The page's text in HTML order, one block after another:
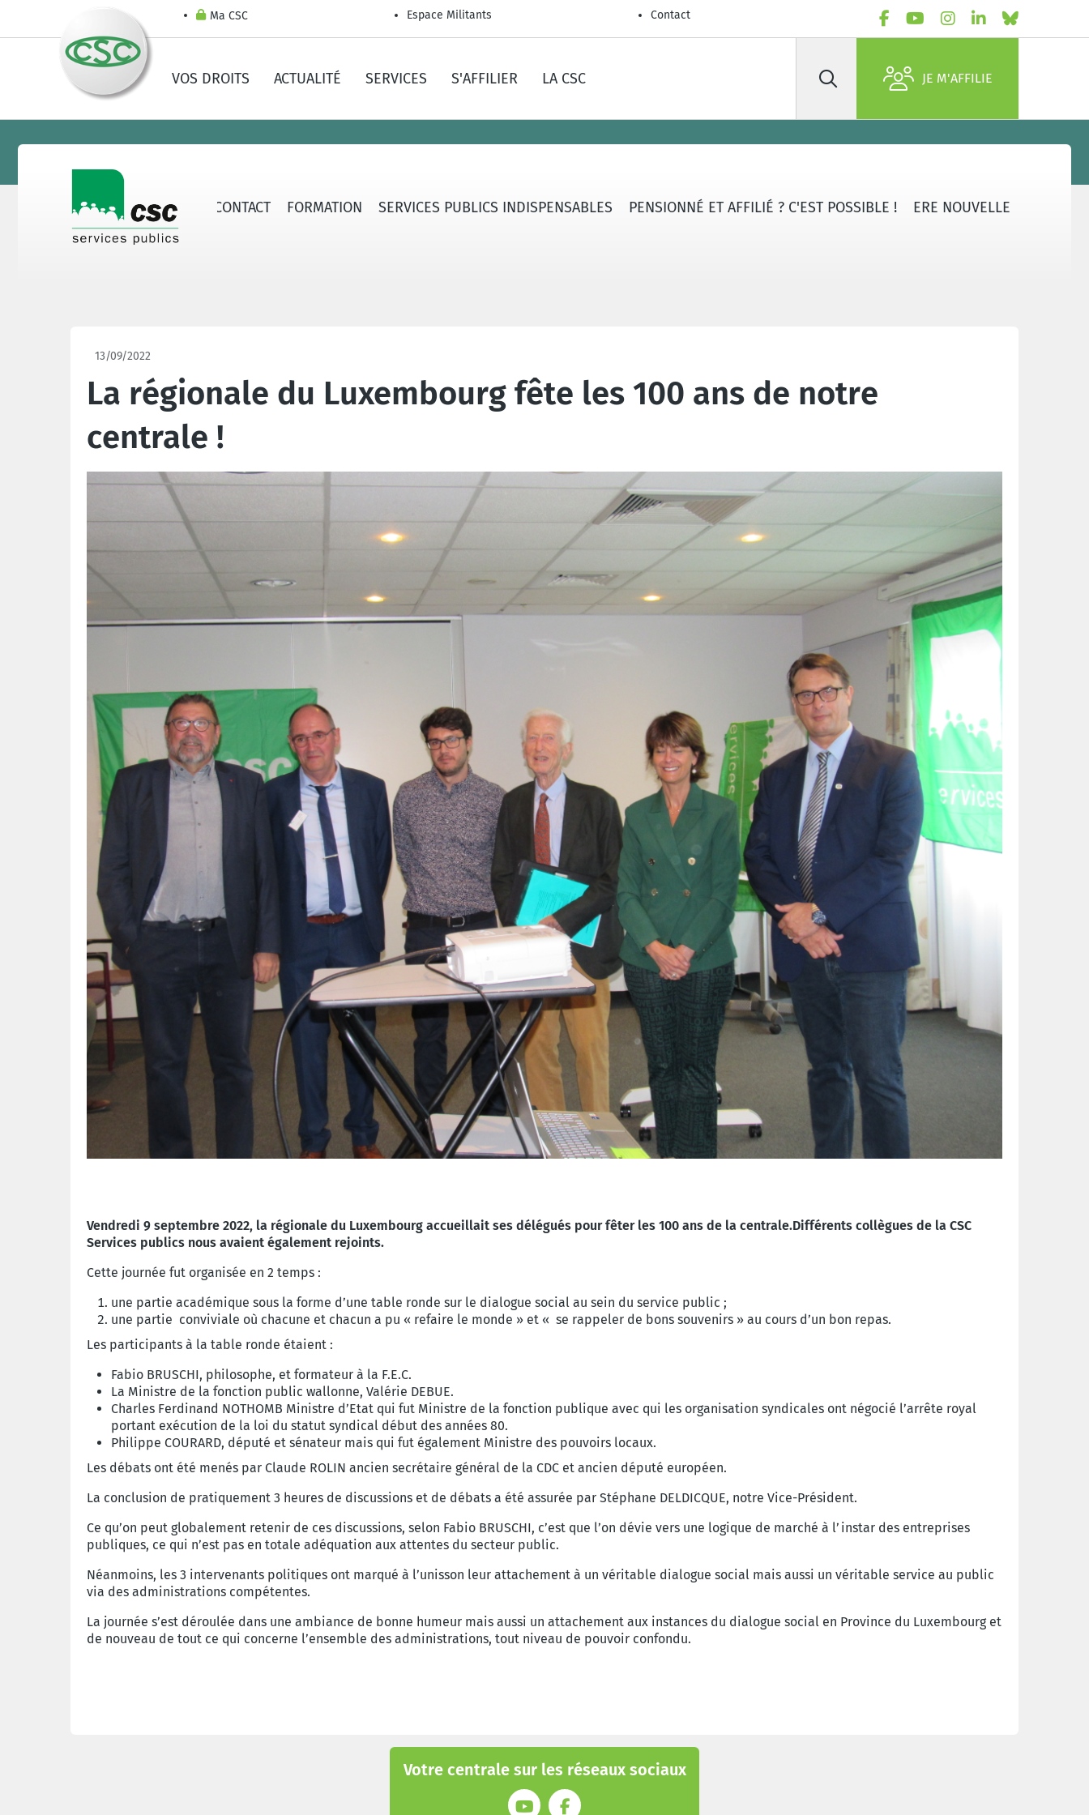
Ma CSC Espace Militants Contact
VOS DROITS ACTUALITÉ SERVICES S'AFFILIER LA CSC Rechercher JE M'AFFILIE
PUBLICS SECTEURS CONTACT FORMATION SERVICES PUBLICS INDISPENSABLES PENSIONNÉ ET AFFILIÉ ? C'EST POSSIBLE ! ERE NOUVELLE
13/09/2022
La régionale du Luxembourg fête les 100 ans de notre
centrale !
Vendredi 9 septembre 2022, la régionale du Luxembourg accueillait ses délégués pour fêter les 100 ans de la centrale.Différents collègues de la CSC
Services publics nous avaient également rejoints.
Cette journée fut organisée en 2 temps :
une partie académique sous la forme d’une table ronde sur le dialogue social au sein du service public ;
une partie conviviale où chacune et chacun a pu « refaire le monde » et « se rappeler de bons souvenirs » au cours d’un bon repas.
Les participants à la table ronde étaient :
Fabio BRUSCHI, philosophe, et formateur à la F.E.C.
La Ministre de la fonction public wallonne, Valérie DEBUE.
Charles Ferdinand NOTHOMB Ministre d’Etat qui fut Ministre de la fonction publique avec qui les organisation syndicales ont négocié l’arrête royal
portant exécution de la loi du statut syndical début des années 80.
Philippe COURARD, député et sénateur mais qui fut également Ministre des pouvoirs locaux.
Les débats ont été menés par Claude ROLIN ancien secrétaire général de la CDC et ancien député européen.
La conclusion de pratiquement 3 heures de discussions et de débats a été assurée par Stéphane DELDICQUE, notre Vice-Président.
Ce qu’on peut globalement retenir de ces discussions, selon Fabio BRUSCHI, c’est que l’on dévie vers une logique de marché à l’instar des entreprises
publiques, ce qui n’est pas en totale adéquation aux attentes du secteur public.
Néanmoins, les 3 intervenants politiques ont marqué à l’unisson leur attachement à un véritable dialogue social mais aussi un véritable service au public
via des administrations compétentes.
La journée s’est déroulée dans une ambiance de bonne humeur mais aussi un attachement aux instances du dialogue social en Province du Luxembourg et
de nouveau de tout ce qui concerne l’ensemble des administrations, tout niveau de pouvoir confondu.
Votre centrale sur les réseaux sociaux